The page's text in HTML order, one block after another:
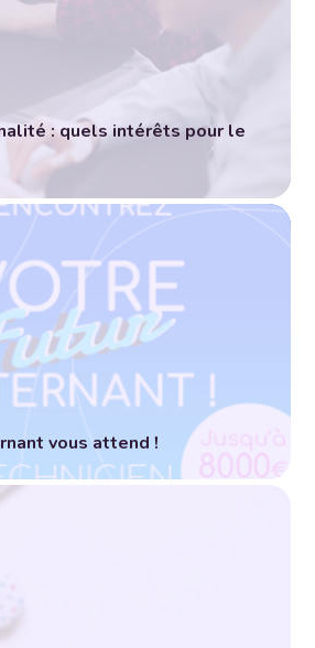
: quels intérêts pour le
vous attend !